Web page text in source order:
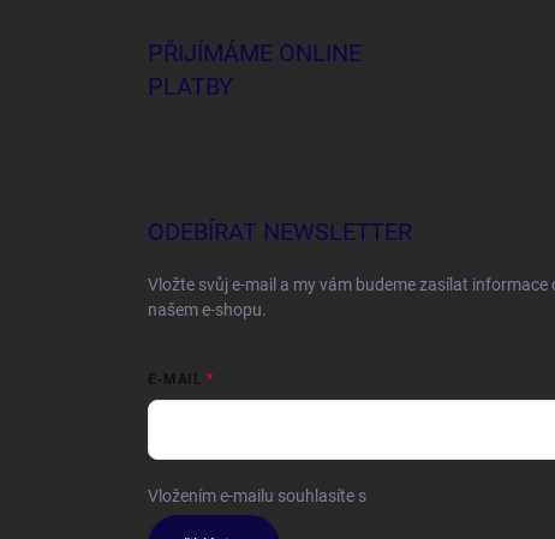
PŘIJÍMÁME ONLINE
PLATBY
ODEBÍRAT NEWSLETTER
Vložte svůj e-mail a my vám budeme zasílat
našem e-shopu.
E-MAIL
Vložením e-mailu souhlasíte s